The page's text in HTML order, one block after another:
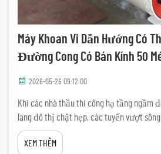
Máy Khoan Vi Dẫn Hướng Có
Đường Cong Có Bán Kính 50
2026-05-26 09:12:00
Khi các nhà thầu thi công hạ tầng ngầm
lang đô thị chật hẹp, các tuyến vượt
mật độ cơ sở hạ tầng dày đặc, một câu
sẽ nảy sinh: máy khoan vi dẫn hướng có
XEM THÊM